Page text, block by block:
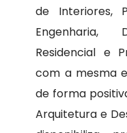
de Interiores,
Engenharia,
Residencial e
com a mesma
de forma
Arquitetura e